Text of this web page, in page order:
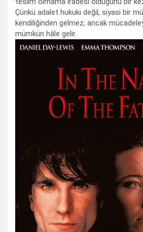
Çünkü adalet hukuki değil, siyasi bir
kendiliğinden gelmez; ancak
mümkün hâle gelir.